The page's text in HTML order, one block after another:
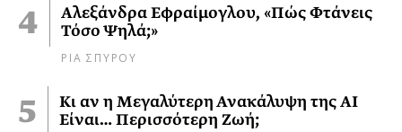
Αλεξάνδρα Εφραίμογλου, «Πώς Φτάνεις
Τόσο Ψηλά;»
ΡΙΑ ΣΠΥΡΟΥ
Κι αν η Μεγαλύτερη Ανακάλυψη της AI
Είναι… Περισσότερη Ζωή;